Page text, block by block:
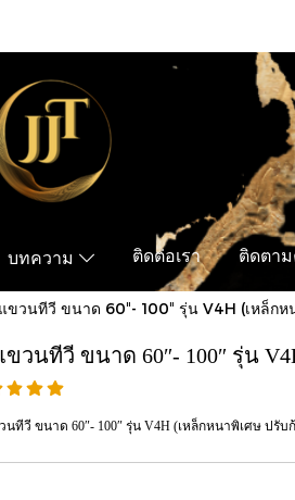
บทความ ติดต่อเรา ติดตา
ขวนทีวี ขนาด 60″- 100″ รุ่น V4H (เหล็กห
วนทีวี ขนาด 60″- 100″ รุ่น
ทีวี ขนาด 60″- 100″ รุ่น V4H (เหล็กหนาพิเศษ ปรับ